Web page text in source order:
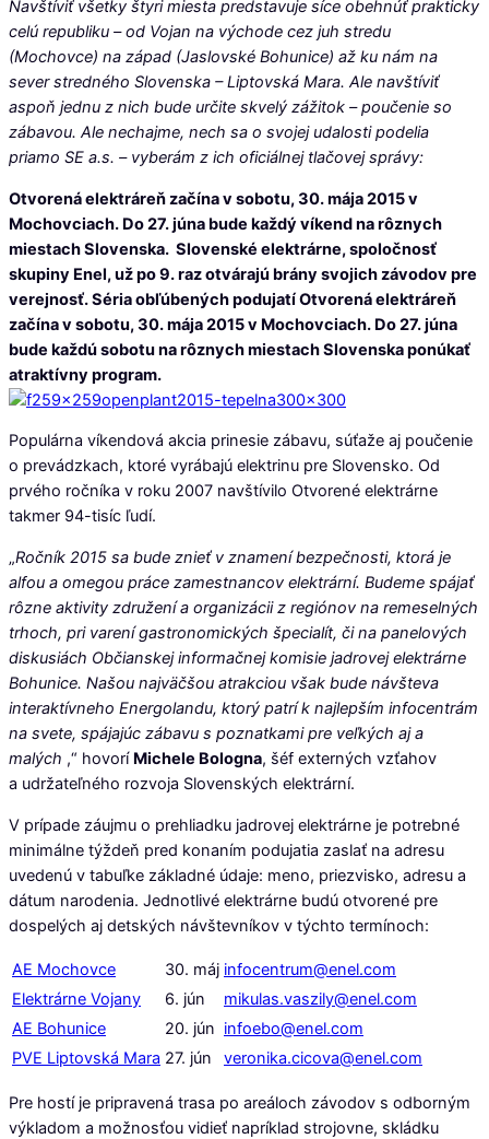
Navštíviť všetky štyri miesta predstavuje síce obehnúť prakticky
celú republiku – od Vojan na východe cez juh stredu
(Mochovce) na západ (Jaslovské Bohunice) až ku nám na
sever stredného Slovenska – Liptovská Mara. Ale navštíviť
aspoň jednu z nich bude určite skvelý zážitok – poučenie so
zábavou. Ale nechajme, nech sa o svojej udalosti podelia
priamo SE a.s. – vyberám z ich oficiálnej tlačovej správy:
Otvorená elektráreň začína v sobotu, 30. mája 2015 v
Mochovciach. Do 27. júna bude každý víkend na rôznych
miestach Slovenska. Slovenské elektrárne, spoločnosť
skupiny Enel, už po 9. raz otvárajú brány svojich závodov pre
verejnosť. Séria obľúbených podujatí Otvorená elektráreň
začína v sobotu, 30. mája 2015 v Mochovciach. Do 27. júna
bude každú sobotu na rôznych miestach Slovenska ponúkať
atraktívny program.
Populárna víkendová akcia prinesie zábavu, súťaže aj poučenie
o prevádzkach, ktoré vyrábajú elektrinu pre Slovensko. Od
prvého ročníka v roku 2007 navštívilo Otvorené elektrárne
takmer 94-tisíc ľudí.
„Ročník 2015 sa bude znieť v znamení bezpečnosti, ktorá je
alfou a omegou práce zamestnancov elektrární. Budeme spájať
rôzne aktivity združení a organizácii z regiónov na remeselných
trhoch, pri varení gastronomických špecialít, či na panelových
diskusiách Občianskej informačnej komisie jadrovej elektrárne
Bohunice. Našou najväčšou atrakciou však bude návšteva
interaktívneho Energolandu, ktorý patrí k najlepším infocentrám
na svete, spájajúc zábavu s poznatkami pre veľkých aj a
malých ,“ hovorí Michele Bologna, šéf externých vzťahov
a udržateľného rozvoja Slovenských elektrární.
V prípade záujmu o prehliadku jadrovej elektrárne je potrebné
minimálne týždeň pred konaním podujatia zaslať na adresu
uvedenú v tabuľke základné údaje: meno, priezvisko, adresu a
dátum narodenia. Jednotlivé elektrárne budú otvorené pre
dospelých aj detských návštevníkov v týchto termínoch:
AE Mochovce 30. máj infocentrum@enel.com
Elektrárne Vojany
6. jún
mikulas.vaszily@enel.com
AE Bohunice
20. jún infoebo@enel.com
PVE Liptovská Mara 27. jún veronika.cicova@enel.com
Pre hostí je pripravená trasa po areáloch závodov s odborným
výkladom a možnosťou vidieť napríklad strojovne, skládku